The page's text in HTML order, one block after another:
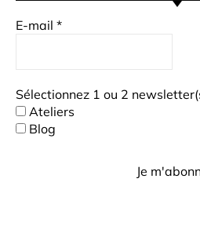
E-mail *
Sélectionnez 1 ou 2
Ateliers
Blog